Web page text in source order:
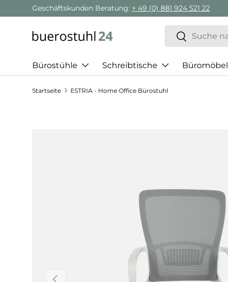
Direkt zum Inhalt
Geschäftskunden Beratung: + 49 (0) 881 924 521 22
Suchen
Suchen
Bürostühle Schreibtische Büromöbel
Startseite ESTRIA - Home Office Bürostuhl
Vorherige